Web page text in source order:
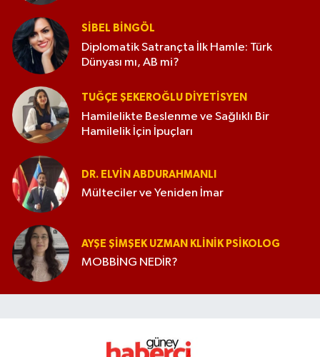
SIBEL BINGÖL
Diplomatik Satrançta İlk Hamle: Türk
Dünyası mı, AB mi?
TUĞÇE ŞEKEROĞLU DIYETISYEN
Hamilelikte Beslenme ve Sağlıklı Bir
Hamilelik İçin İpuçları
DR. ELVIN ABDURAHMANLI
Mülteciler ve Yeniden İmar
AYŞE ŞIMŞEK UZMAN KLINIK PSIKOLOG
MOBBİNG NEDİR?